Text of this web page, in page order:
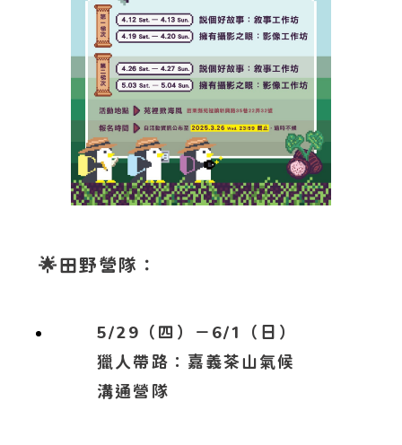
🌟田野營隊：
5/29（四）－6/1（日）
獵人帶路：嘉義茶山氣候
溝通營隊